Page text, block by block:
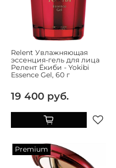
Relent Увлажняющая
эссенция-гель для лица
Релент Ёкиби - Yokibi
Essence Gel, 60 г
19 400 руб.
Premium